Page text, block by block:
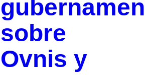
sobre
Ovnis y